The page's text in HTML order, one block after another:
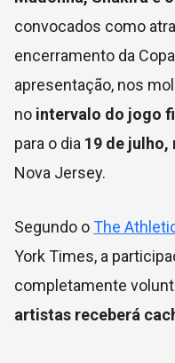
convocados como
encerramento da
apresentação, nos
no intervalo do jogo
para o dia 19 de
Nova Jersey.
Segundo oThe
York Times, a
completamente
artistas receberá